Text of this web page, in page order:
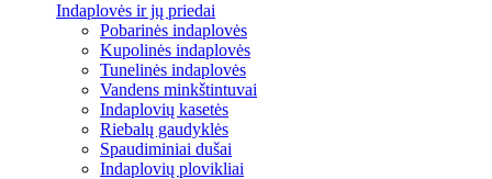
Indaplovės ir jų priedai
Pobarinės indaplovės
Kupolinės indaplovės
Tunelinės indaplovės
Vandens minkštintuvai
Indaplovių kasetės
Riebalų gaudyklės
Spaudiminiai dušai
Indaplovių plovikliai